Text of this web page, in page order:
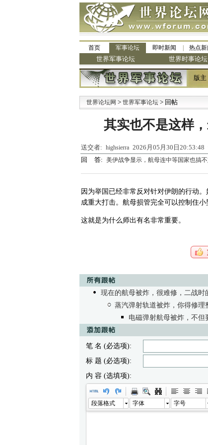
首页 军事论坛 即时新闻 热点新
世界军事论坛 世界时事论坛
版主
世界论坛网 > 世界军事论坛 > 回帖
其实也不是这样
送交者: highsierra 2026月05月30日
回 答: 美伊战争显示，航母连中等国家也搞不
因为举国已经非常反对针对伊朗的行动
成重大打击。航母损管完全可以控制住
这就是为什么师出有名非常重要。
现在的航母被炸，很难修，二战
蒸汽弹射轨道被炸，你得修理
电磁弹射航母被炸，不
笔 名 (必选项):
标 题 (必选项):
内 容 (选填项):
段落格式 字体 字号